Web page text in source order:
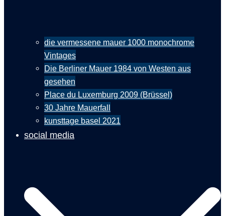
die vermessene mauer 1000 monochrome
Vintages
Die Berliner Mauer 1984 von Westen aus
gesehen
Place du Luxemburg 2009 (Brüssel)
30 Jahre Mauerfall
kunsttage basel 2021
social media